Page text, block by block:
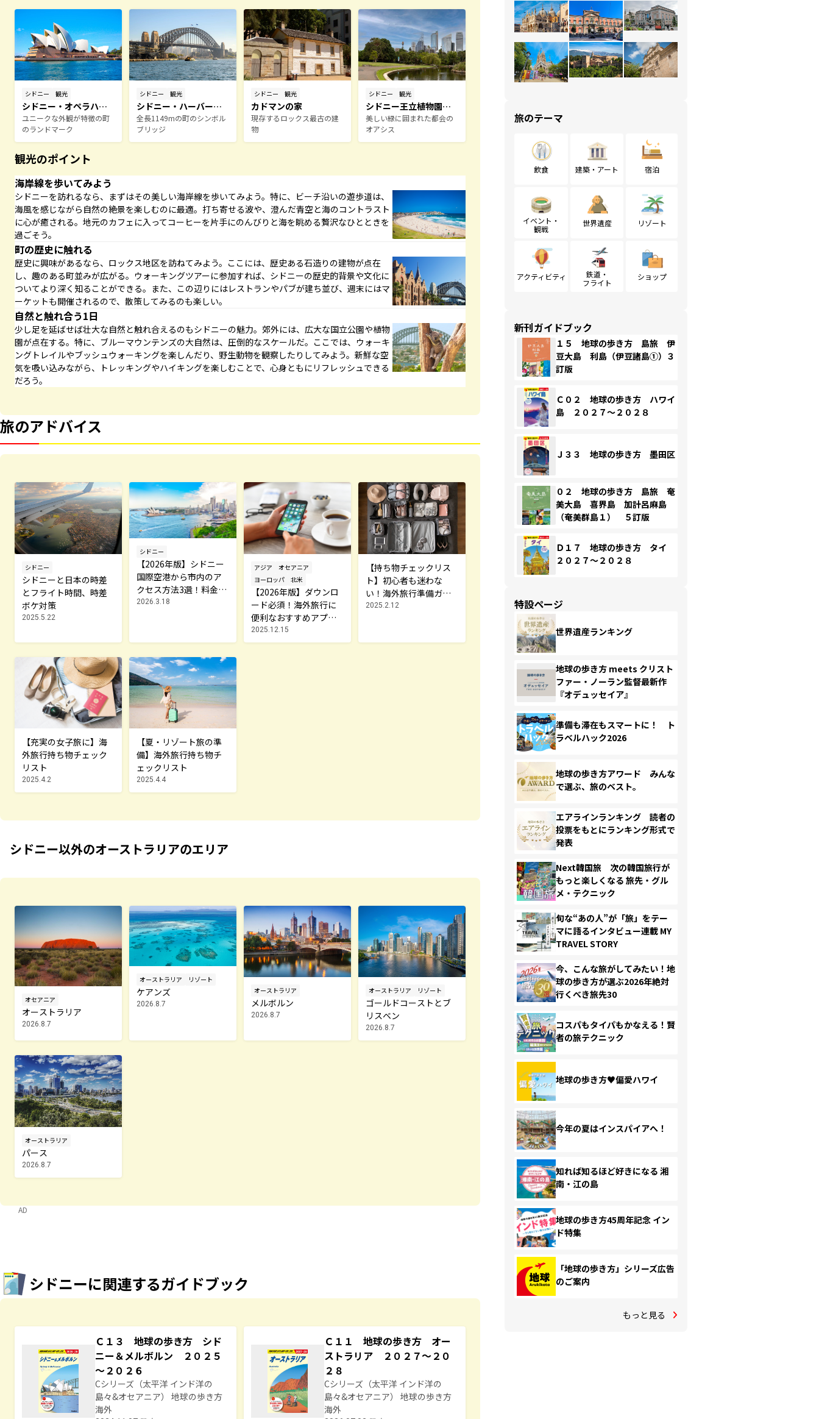
シドニー 観光
シドニー・オペラハウ
ス
ユニークな外観が特徴の町
のランドマーク
シドニー 観光
シドニー・ハーバーブ
リッジ
全長1149mの町のシンボル
ブリッジ
シドニー 観光
カドマンの家
現存するロックス最古の建
物
シドニー 観光
シドニー王立植物園
（ロイヤルボタニック
ガーデン）
美しい緑に囲まれた都会の
オアシス
観光のポイント
海岸線を歩いてみよう
シドニーを訪れるなら、まずはその美しい海岸線を歩いてみよう。特に、ビーチ沿いの遊歩道は、
海風を感じながら自然の絶景を楽しむのに最適。打ち寄せる波や、澄んだ青空と海のコントラスト
に心が癒される。地元のカフェに入ってコーヒーを片手にのんびりと海を眺める贅沢なひとときを
過ごそう。
町の歴史に触れる
歴史に興味があるなら、ロックス地区を訪ねてみよう。ここには、歴史ある石造りの建物が点在
し、趣のある町並みが広がる。ウォーキングツアーに参加すれば、シドニーの歴史的背景や文化に
ついてより深く知ることができる。また、この辺りにはレストランやパブが建ち並び、週末にはマ
ーケットも開催されるので、散策してみるのも楽しい。
自然と触れ合う1日
少し足を延ばせば壮大な自然と触れ合えるのもシドニーの魅力。郊外には、広大な国立公園や植物
園が点在する。特に、ブルーマウンテンズの大自然は、圧倒的なスケールだ。ここでは、ウォーキ
ングトレイルやブッシュウォーキングを楽しんだり、野生動物を観察したりしてみよう。新鮮な空
気を吸い込みながら、トレッキングやハイキングを楽しむことで、心身ともにリフレッシュできる
だろう。
旅のアドバイス
シドニー
シドニーと日本の時差
とフライト時間、時差
ボケ対策
2025.5.22
シドニー
【2026年版】シドニー
国際空港から市内のア
クセス方法3選！料金や
所要時間を解説
2026.3.18
アジア
オセアニア
ヨーロッパ
北米
【2026年版】ダウンロ
ード必須！海外旅行に
便利なおすすめアプリ9
選
2025.12.15
【持ち物チェックリス
ト】初心者も迷わな
い！海外旅行準備ガイ
ド
2025.2.12
【充実の女子旅に】海
外旅行持ち物チェック
リスト
2025.4.2
【夏・リゾート旅の準
備】海外旅行持ち物チ
ェックリスト
2025.4.4
シドニー以外のオーストラリアのエリア
オセアニア
オーストラリア
2026.8.7
オーストラリア リゾート
ケアンズ
2026.8.7
オーストラリア
メルボルン
2026.8.7
オーストラリア リゾート
ゴールドコーストとブ
リスベン
2026.8.7
オーストラリア
パース
2026.8.7
AD
シドニーに関連するガイドブック
Ｃ１３ 地球の歩き方 シド
ニー＆メルボルン ２０２５
～２０２６
Cシリーズ（太平洋 インド洋の
島々&オセアニア） 地球の歩き方
海外
Ｃ１１ 地球の歩き方 オー
ストラリア ２０２７～２０
２８
Cシリーズ（太平洋 インド洋の
島々&オセアニア） 地球の歩き方
海外
旅のテーマ
飲食 建築・アート 宿泊
イベント・
観戦
世界遺産 リゾート
アクティビティ
鉄道・
フライト
ショップ
新刊ガイドブック
１５ 地球の歩き方 島旅 伊
豆大島 利島（伊豆諸島①）３
訂版
Ｃ０２ 地球の歩き方 ハワイ
島 ２０２７～２０２８
Ｊ３３ 地球の歩き方 墨田区
０２ 地球の歩き方 島旅 奄
美大島 喜界島 加計呂麻島
（奄美群島１） ５訂版
Ｄ１７ 地球の歩き方 タイ
２０２７～２０２８
特設ページ
世界遺産ランキング
地球の歩き方 meets クリスト
ファー・ノーラン監督最新作
『オデュッセイア』
準備も滞在もスマートに！ ト
ラベルハック2026
地球の歩き方アワード みんな
で選ぶ、旅のベスト。
エアラインランキング 読者の
投票をもとにランキング形式で
発表
Next韓国旅 次の韓国旅行が
もっと楽しくなる 旅先・グル
メ・テクニック
旬な“あの人”が「旅」をテー
マに語るインタビュー連載 MY
TRAVEL STORY
今、こんな旅がしてみたい！地
球の歩き方が選ぶ2026年絶対
行くべき旅先30
コスパもタイパもかなえる！賢
者の旅テクニック
地球の歩き方♥偏愛ハワイ
今年の夏はインスパイアへ！
知れば知るほど好きになる 湘
南・江の島
地球の歩き方45周年記念 イン
ド特集
「地球の歩き方」シリーズ広告
のご案内
もっと見る